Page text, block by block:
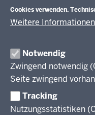
Cookies verwenden.
Weitere Informationen
Notwendig
Zwingend notwendig
Seite zwingend
Tracking
Nutzungsstatistiken
Veröffentlichungen
Leitbild
Stellenangebote
Über uns
Schulentwicklung
Unterricht
Professionalisierung
Standardsicherung
Berufsbildung NRW
Erwachsenenbildung